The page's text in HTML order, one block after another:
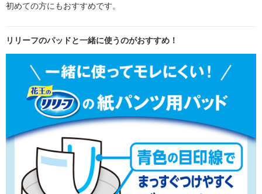
初めての方にもおすすめです。
リリーフのパッドと一緒に使うのがおすすめ！